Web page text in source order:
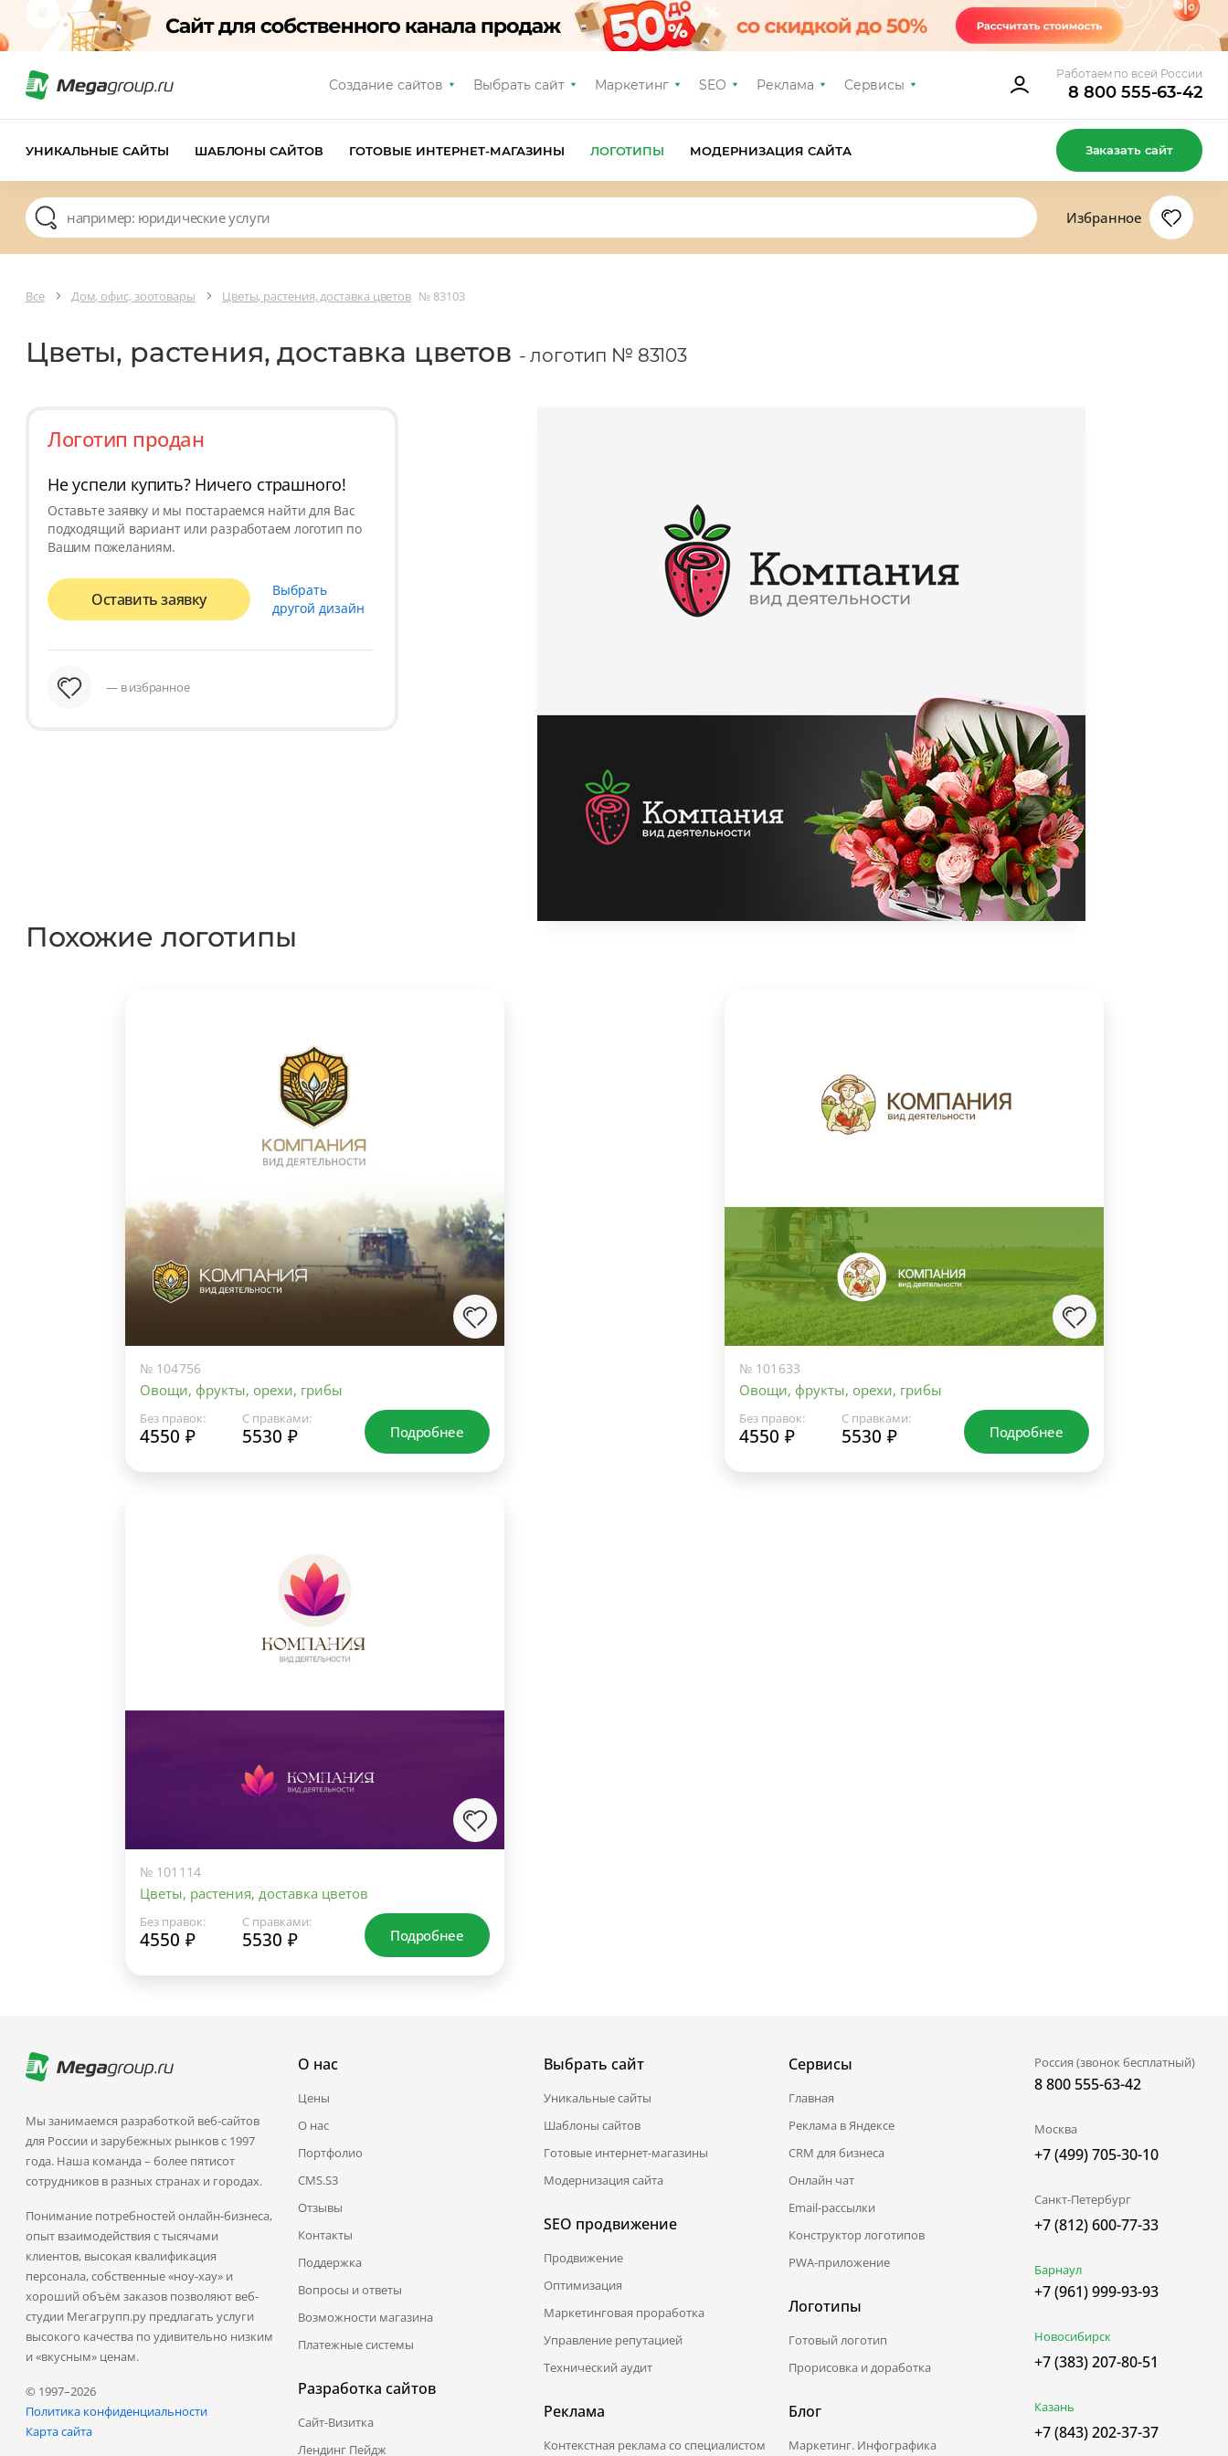
Создание сайтов Выбрать сайт Маркетинг SEO Реклама Сервисы
Работаем по всей России
8 800 555-63-42
УНИКАЛЬНЫЕ САЙТЫ ШАБЛОНЫ САЙТОВ ГОТОВЫЕ ИНТЕРНЕТ-МАГАЗИНЫ ЛОГОТИПЫ МОДЕРНИЗАЦИЯ САЙТА Заказать сайт
Избранное
Все Дом, офис, зоотовары Цветы, растения, доставка цветов № 83103
Цветы, растения, доставка цветов - логотип № 83103
Логотип продан
Не успели купить? Ничего страшного!
Оставьте заявку и мы постараемся найти для Вас
подходящий вариант или разработаем логотип по
Вашим пожеланиям.
Оставить заявку
Выбрать
другой дизайн
— в избранное
Похожие логотипы
№ 104756
Овощи, фрукты, орехи, грибы
Без правок:
4550 ₽
С правками:
5530 ₽ Подробнее
№ 101633
Овощи, фрукты, орехи, грибы
Без правок:
4550 ₽
С правками:
5530 ₽ Подробнее
№ 101114
Цветы, растения, доставка цветов
Без правок:
4550 ₽
С правками:
5530 ₽ Подробнее
Мы занимаемся разработкой веб-сайтов
для России и зарубежных рынков с 1997
года. Наша команда – более пятисот
сотрудников в разных странах и городах.
Понимание потребностей онлайн-бизнеса,
опыт взаимодействия с тысячами
клиентов, высокая квалификация
персонала, собственные «ноу-хау» и
хороший объём заказов позволяют веб-
студии Мегагрупп.ру предлагать услуги
высокого качества по удивительно низким
и «вкусным» ценам.
© 1997–2026
Политика конфиденциальности
Карта сайта
О нас
Цены
О нас
Портфолио
CMS.S3
Отзывы
Контакты
Поддержка
Вопросы и ответы
Возможности магазина
Платежные системы
Разработка сайтов
Сайт-Визитка
Лендинг Пейдж
Выбрать сайт
Уникальные сайты
Шаблоны сайтов
Готовые интернет-магазины
Модернизация сайта
SEO продвижение
Продвижение
Оптимизация
Маркетинговая проработка
Управление репутацией
Технический аудит
Реклама
Контекстная реклама со специалистом
Сервисы
Главная
Реклама в Яндексе
CRM для бизнеса
Онлайн чат
Email-рассылки
Конструктор логотипов
PWA-приложение
Логотипы
Готовый логотип
Прорисовка и доработка
Блог
Маркетинг. Инфографика
Россия (звонок бесплатный)
8 800 555-63-42
Москва
+7 (499) 705-30-10
Санкт-Петербург
+7 (812) 600-77-33
Барнаул
+7 (961) 999-93-93
Новосибирск
+7 (383) 207-80-51
Казань
+7 (843) 202-37-37